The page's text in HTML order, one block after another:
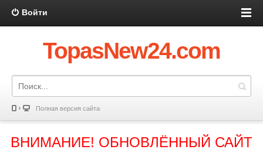
Войти
TopasNew24.com
Полная версия сайта
ВНИМАНИЕ! ОБНОВЛЁННЫЙ САЙТ